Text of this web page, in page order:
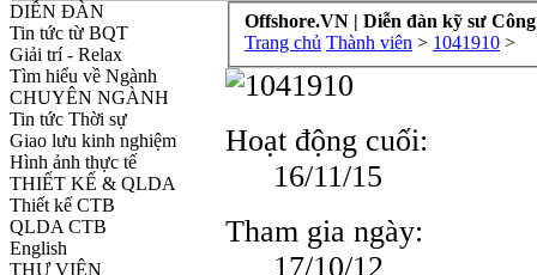
DIỄN ĐÀN
Tin tức từ BQT
Giải trí - Relax
Tìm hiểu về Ngành
CHUYÊN NGÀNH
Tin tức Thời sự
Giao lưu kinh nghiệm
Hình ảnh thực tế
THIẾT KẾ & QLDA
Thiết kế CTB
QLDA CTB
English
THƯ VIỆN
Offshore.VN | Diễn đàn kỹ sư
Trang chủ Thành viên > 1041910 >
Hoạt động cuối:
16/11/15
Tham gia ngày:
17/10/12